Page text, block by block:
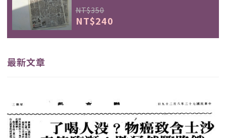
NT$350
NT$240
最新文章